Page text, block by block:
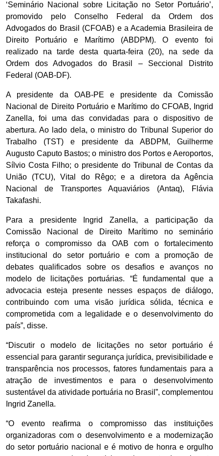
‘Seminário Nacional sobre Licitação no Setor Portuário’,
promovido pelo Conselho Federal da Ordem dos
Advogados do Brasil (CFOAB) e a Academia Brasileira de
Direito Portuário e Marítimo (ABDPM). O evento foi
realizado na tarde desta quarta-feira (20), na sede da
Ordem dos Advogados do Brasil – Seccional Distrito
Federal (OAB-DF).
A presidente da OAB-PE e presidente da Comissão
Nacional de Direito Portuário e Marítimo do CFOAB, Ingrid
Zanella, foi uma das convidadas para o dispositivo de
abertura. Ao lado dela, o ministro do Tribunal Superior do
Trabalho (TST) e presidente da ABDPM, Guilherme
Augusto Caputo Bastos; o ministro dos Portos e Aeroportos,
Sílvio Costa Filho; o presidente do Tribunal de Contas da
União (TCU), Vital do Rêgo; e a diretora da Agência
Nacional de Transportes Aquaviários (Antaq), Flávia
Takafashi.
Para a presidente Ingrid Zanella, a participação da
Comissão Nacional de Direito Marítimo no seminário
reforça o compromisso da OAB com o fortalecimento
institucional do setor portuário e com a promoção de
debates qualificados sobre os desafios e avanços no
modelo de licitações portuárias. “É fundamental que a
advocacia esteja presente nesses espaços de diálogo,
contribuindo com uma visão jurídica sólida, técnica e
comprometida com a legalidade e o desenvolvimento do
país”, disse.
“Discutir o modelo de licitações no setor portuário é
essencial para garantir segurança jurídica, previsibilidade e
transparência nos processos, fatores fundamentais para a
atração de investimentos e para o desenvolvimento
sustentável da atividade portuária no Brasil”, complementou
Ingrid Zanella.
“O evento reafirma o compromisso das instituições
organizadoras com o desenvolvimento e a modernização
do setor portuário nacional e é motivo de honra e orgulho